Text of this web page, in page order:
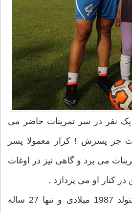
نفر در سر تمرینات حاضر می
جز پسرش ! کرار معمولا پسر
می برد و گاهی نیز در اوغات
کنار او می پردازد .
کرار جاسم با اینکه متولد 1987 میلادی و تنها 27 ساله